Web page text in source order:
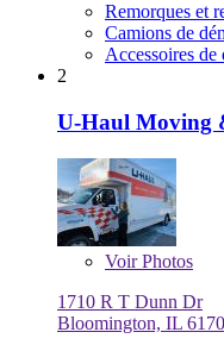
Remorques et
Camions de
Accessoires de
2
U-Haul Moving
VoirPhotos
1710 R T Dunn Dr
Bloomington, IL